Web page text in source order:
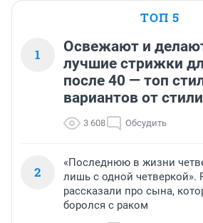
ТОП 5
1
Освежают и
лучшие стрижки
после 40 — топ
вариантов от
3 608 Обсудить
2
«Последнюю в жизни
лишь с одной четверкой».
рассказали про сына,
боролся с раком